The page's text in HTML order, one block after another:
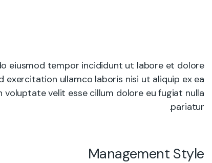
eiusmod tempor incididunt ut labore et dolore
exercitation ullamco laboris nisi ut aliquip ex ea
velit esse cillum dolore eu fugiat nulla
pariatur.
Management Style